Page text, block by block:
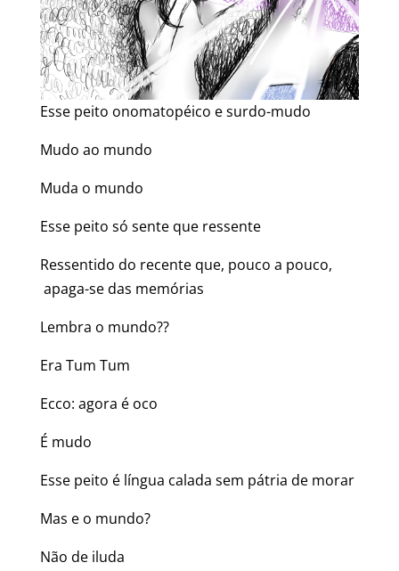
Esse peito onomatopéico e surdo-mudo
Mudo ao mundo
Muda o mundo
Esse peito só sente que ressente
Ressentido do recente que, pouco a pouco,
apaga-se das memórias
Lembra o mundo??
Era Tum Tum
Ecco: agora é oco
É mudo
Esse peito é língua calada sem pátria de morar
Mas e o mundo?
Não de iluda